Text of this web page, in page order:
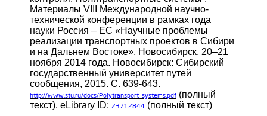
Материалы VIII Международной научно-
технической конференции в рамках года
науки Россия – ЕС «Научные проблемы
реализации транспортных проектов в Сибири
и на Дальнем Востоке», Новосибирск, 20–21
ноября 2014 года. Новосибирск: Сибирский
государственный университет путей
сообщения, 2015. С. 639-643.
http://www.stu.ru/docs/Polytransport_systems.pdf (полный
текст). eLibrary ID: 23712844 (полный текст)